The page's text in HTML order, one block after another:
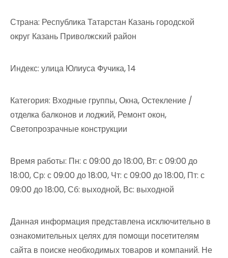
Страна: Республика Татарстан Казань городской
округ Казань Приволжский район
Индекс: улица Юлиуса Фучика, 14
Категория: Входные группы, Окна, Остекление /
отделка балконов и лоджий, Ремонт окон,
Светопрозрачные конструкции
Время работы: Пн: с 09:00 до 18:00, Вт: с 09:00 до
18:00, Ср: с 09:00 до 18:00, Чт: с 09:00 до 18:00, Пт: с
09:00 до 18:00, Сб: выходной, Вс: выходной
Данная информация представлена исключительно в
ознакомительных целях для помощи посетителям
сайта в поиске необходимых товаров и компаний. Не